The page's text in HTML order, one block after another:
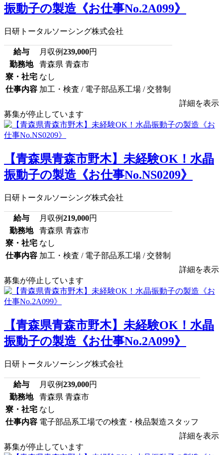
振動子の製造《お仕事No.2A099》
日研トータルソーシング株式会社
給与 月収例239,000円
勤務地
青森県 青森市
寮・社宅 なし
仕事内容 加工・検査 / 電子部品系工場 / 交替制
詳細を表示
募集が停止しています
【青森県青森市野木】未経験OK！水晶
振動子の製造《お仕事No.NS0209》
日研トータルソーシング株式会社
給与 月収例219,000円
勤務地
青森県 青森市
寮・社宅 なし
仕事内容 加工・検査 / 電子部品系工場 / 交替制
詳細を表示
募集が停止しています
【青森県青森市野木】未経験OK！水晶
振動子の製造《お仕事No.2A099》
日研トータルソーシング株式会社
給与 月収例239,000円
勤務地
青森県 青森市
寮・社宅 なし
仕事内容 電子部品系工場での検査・検品製造スタッフ
詳細を表示
募集が停止しています